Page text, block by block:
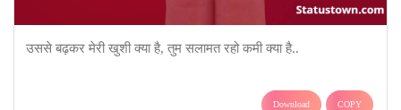
उससे बढ़कर मेरी खुशी क्या है, तुम सलामत रहो कमी क्या है..
Download COPY